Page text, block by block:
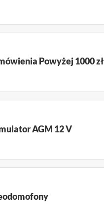
Powyżej 1000 zł
AGM 12 V